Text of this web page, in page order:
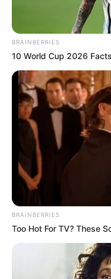
BRAINBERRIES
10 World Cup 2026
BRAINBERRIES
Too Hot For TV? These